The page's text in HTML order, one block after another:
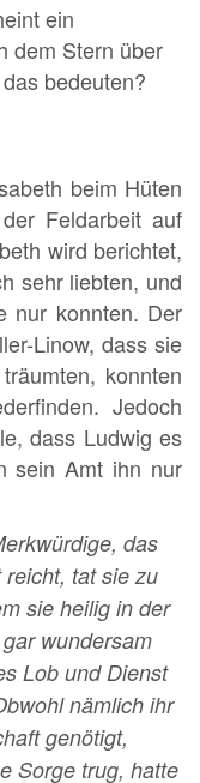
ein
dem Stern über
bedeuten?
beim Hüten
Feldarbeit auf
wird berichtet,
sehr liebten, und
nur konnten. Der
Linow, dass sie
konnten
Jedoch
dass Ludwig es
sein Amt ihn nur
das
tat sie zu
sie heilig in der
wundersam
Lob und Dienst
nämlich ihr
genötigt,
Sorge trug, hatte